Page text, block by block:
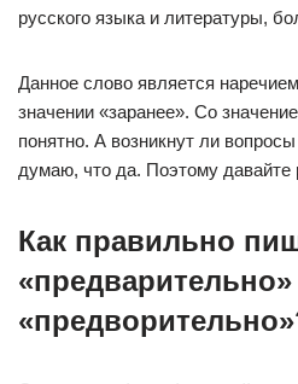
русского языка и литературы,
Данное слово является
значении «заранее». Со
понятно. А возникнут ли
думаю, что да. Поэтому давайте
Как правильно